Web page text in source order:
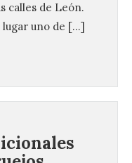
calles de León.
uno de […]